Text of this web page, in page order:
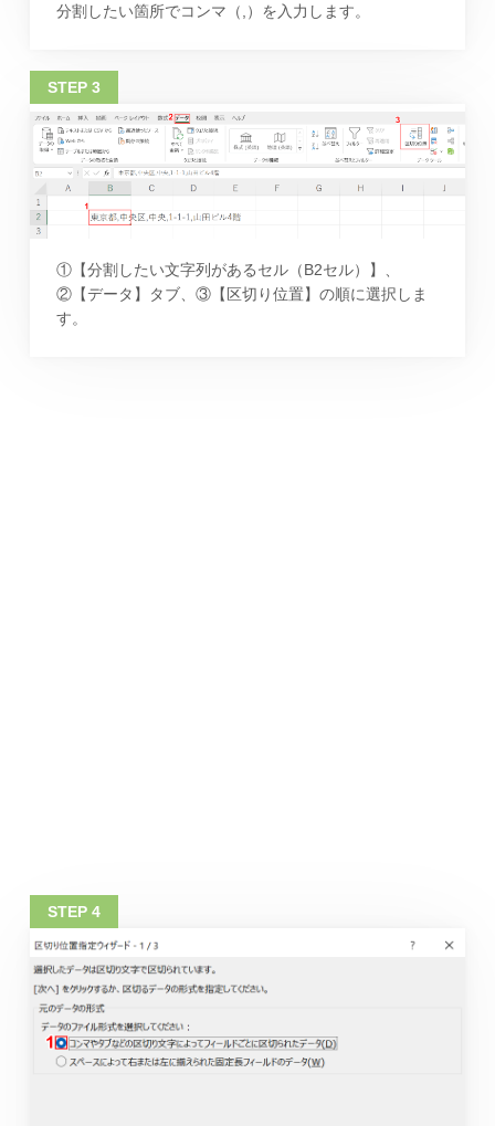
分割したい箇所でコンマ（,）を入力します。
①【分割したい文字列があるセル（B2セル）】、
②【データ】タブ、③【区切り位置】の順に選択しま
す。